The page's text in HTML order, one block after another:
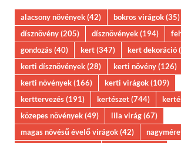
alacsony növények(42) bokros virágok(35)
dísznövény(205) dísznövények(194)
gondozás(40) kert(347) kert dekoráció
kerti dísznövények(28) kerti növény(126)
kerti növények(166) kerti virágok(109)
kerttervezés(191) kertészet(744)
közepes növények(49) lila virág(67)
magas növésű évelő virágok(42)